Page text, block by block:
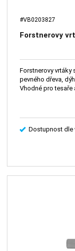
#VB0203827
Forstnerovy
Forstnerovy vrtáky
pevného dřeva,
Vhodné pro tesaře
Dostupnost dle